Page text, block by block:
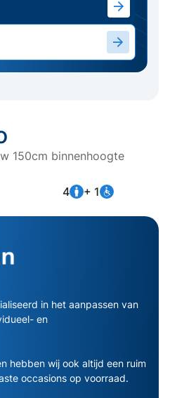
150cm binnenhoogte
4 + 1
in het aanpassen van
en
hebben wij ook altijd een ruim
occasions op voorraad.